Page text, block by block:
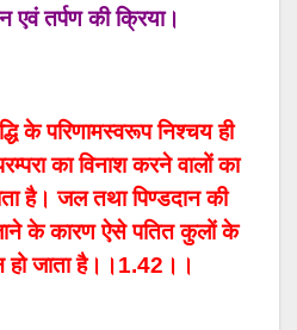
एवं तर्पण की क्रिया।
के परिणामस्वरूप निश्चय ही
का विनाश करने वालों का
है। जल तथा पिण्डदान की
के कारण ऐसे पतित कुलों के
हो जाता है।।1.42।।